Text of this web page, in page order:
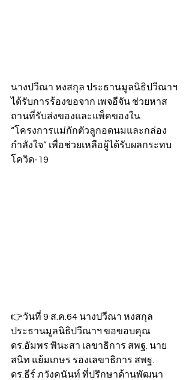
นางปวีณา หงสกุล ประธานมูลนิธิปวีณาฯ
ได้รับการร้องขอจาก เพจอีจัน ช่วยหาส
ถานที่รับส่งของและแพ็คของใน
“โครงการแม่กักตัวลูกอดนมและกล่อง
กำลังใจ” เพื่อช่วยเหลือผู้ได้รับผลกระทบ
โควิด-19
👉วันที่ 9 ส.ค.64 นางปวีณา หงสกุล
ประธานมูลนิธิปวีณาฯ ขอขอบคุณ
ดร.อัมพร พินะสา เลขาธิการ สพฐ. นาย
สนิท แย้มเกษร รองเลขาธิการ สพฐ.
ดร.ธีร์ ภวังคนันท์ ที่ปรึกษาด้านพัฒนา